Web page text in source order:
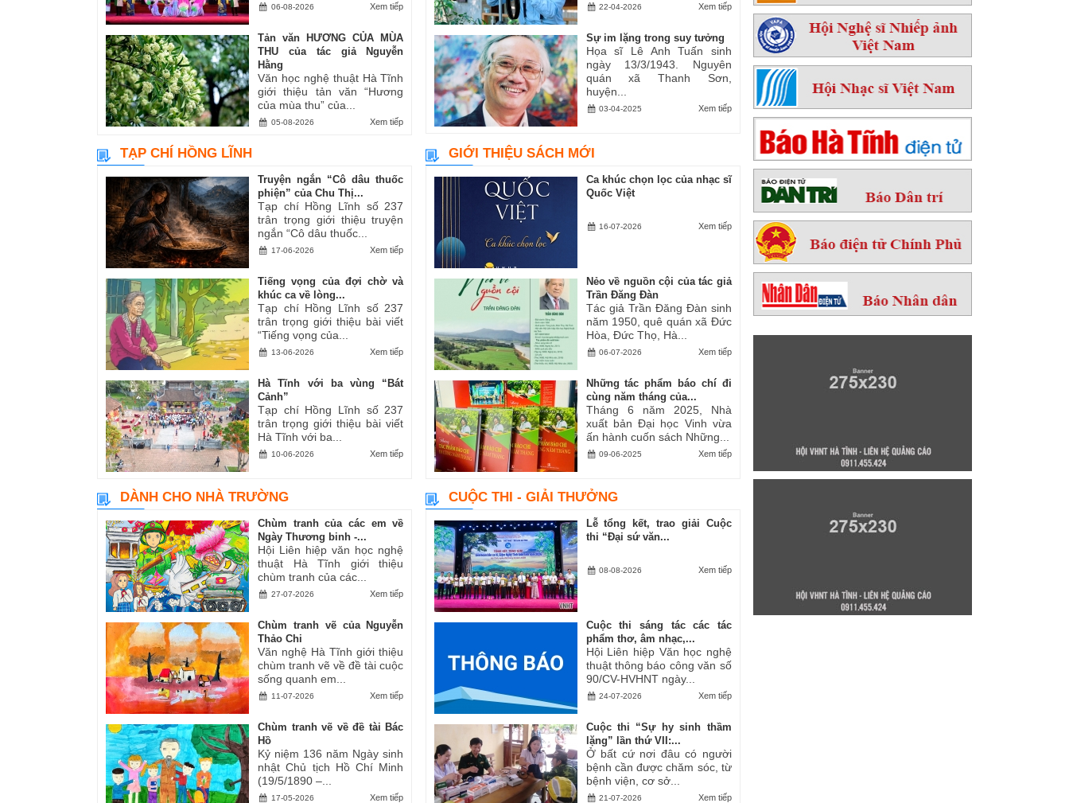
Xem tiếp
06-08-2026
Tản văn HƯƠNG CỦA MÙA
THU của tác giả Nguyễn
Hằng
Văn học nghệ thuật Hà Tĩnh
giới thiệu tản văn “Hương
của mùa thu” của...
Xem tiếp
05-08-2026
Xem tiếp
22-04-2026
Sự im lặng trong suy tưởng
Họa sĩ Lê Anh Tuấn sinh
ngày 13/3/1943. Nguyên
quán xã Thanh Sơn,
huyện...
Xem tiếp
03-04-2025
TẠP CHÍ HỒNG LĨNH
Truyện ngắn “Cô dâu thuốc
phiện” của Chu Thị...
Tạp chí Hồng Lĩnh số 237
trân trọng giới thiệu truyện
ngắn “Cô dâu thuốc...
Xem tiếp
17-06-2026
Tiếng vọng của đợi chờ và
khúc ca về lòng...
Tạp chí Hồng Lĩnh số 237
trân trọng giới thiệu bài viết
“Tiếng vọng của...
Xem tiếp
13-06-2026
Hà Tĩnh với ba vùng “Bát
Cảnh”
Tạp chí Hồng Lĩnh số 237
trân trọng giới thiệu bài viết
Hà Tĩnh với ba...
Xem tiếp
10-06-2026
GIỚI THIỆU SÁCH MỚI
Ca khúc chọn lọc của nhạc sĩ
Quốc Việt
Xem tiếp
16-07-2026
Nẻo về nguồn cội của tác giả
Trần Đăng Đàn
Tác giả Trần Đăng Đàn sinh
năm 1950, quê quán xã Đức
Hòa, Đức Thọ, Hà...
Xem tiếp
06-07-2026
Những tác phẩm báo chí đi
cùng năm tháng của...
Tháng 6 năm 2025, Nhà
xuất bản Đại học Vinh vừa
ấn hành cuốn sách Những...
Xem tiếp
09-06-2025
DÀNH CHO NHÀ TRƯỜNG
Chùm tranh của các em về
Ngày Thương binh -...
Hội Liên hiệp văn học nghệ
thuật Hà Tĩnh giới thiệu
chùm tranh của các...
Xem tiếp
27-07-2026
Chùm tranh vẽ của Nguyễn
Thảo Chi
Văn nghệ Hà Tĩnh giới thiệu
chùm tranh vẽ về đề tài cuộc
sống quanh em...
Xem tiếp
11-07-2026
Chùm tranh vẽ về đề tài Bác
Hồ
Kỷ niệm 136 năm Ngày sinh
nhật Chủ tịch Hồ Chí Minh
(19/5/1890 –...
Xem tiếp
17-05-2026
CUỘC THI - GIẢI THƯỞNG
Lễ tổng kết, trao giải Cuộc
thi “Đại sứ văn...
Xem tiếp
08-08-2026
Cuộc thi sáng tác các tác
phẩm thơ, âm nhạc,...
Hội Liên hiệp Văn học nghệ
thuật thông báo công văn số
90/CV-HVHNT ngày...
Xem tiếp
24-07-2026
Cuộc thi “Sự hy sinh thầm
lặng” lần thứ VII:...
Ở bất cứ nơi đâu có người
bệnh cần được chăm sóc, từ
bệnh viện, cơ sở...
Xem tiếp
21-07-2026